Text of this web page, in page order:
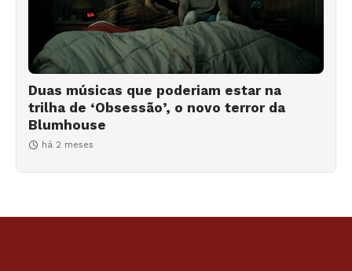
Duas músicas que poderiam estar na
trilha de ‘Obsessão’, o novo terror da
Blumhouse
há 2 meses